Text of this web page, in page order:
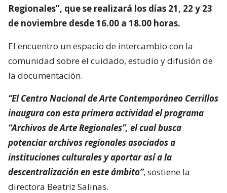
Regionales”, que se realizará los días 21, 22 y 23
de noviembre desde 16.00 a 18.00 horas.
El encuentro un espacio de intercambio con la
comunidad sobre el cuidado, estudio y difusión de
la documentación.
“El Centro Nacional de Arte Contemporáneo Cerrillos
inaugura con esta primera actividad el programa
“Archivos de Arte Regionales”, el cual busca
potenciar archivos regionales asociados a
instituciones culturales y aportar así a la
descentralización en este ámbito”, sostiene la
directora Beatriz Salinas.